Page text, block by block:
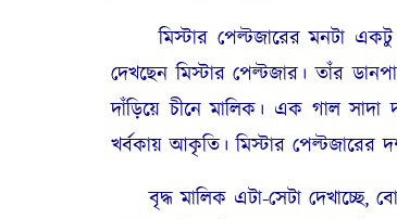
মিস্টার পেল্টজারের মনটা একটু
দেখছেন মিস্টার পেল্টজার। তাঁর
দাঁড়িয়ে চীনে মালিক। এক গাল সাদা
খর্বকায় আকৃতি। মিস্টার
বৃদ্ধ মালিক এটা-সেটা দেখাচ্ছে,